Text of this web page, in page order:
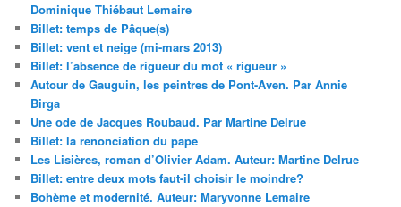
Dominique Thiébaut Lemaire
Billet: temps de Pâque(s)
Billet: vent et neige (mi-mars 2013)
Billet: l’absence de rigueur du mot « rigueur »
Autour de Gauguin, les peintres de Pont-Aven. Par Annie
Birga
Une ode de Jacques Roubaud. Par Martine Delrue
Billet: la renonciation du pape
Les Lisières, roman d’Olivier Adam. Auteur: Martine Delrue
Billet: entre deux mots faut-il choisir le moindre?
Bohème et modernité. Auteur: Maryvonne Lemaire